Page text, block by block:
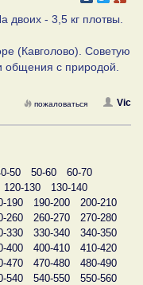
- 3,5 кг плотвы.
(Кавголово). Советую
общения с природой.
Vic
пожаловаться
50 50-60
60-70
120-130
130-140
190 190-200
200-210
260 260-270
270-280
330 330-340
340-350
400 400-410
410-420
470 470-480
480-490
540 540-550
550-560